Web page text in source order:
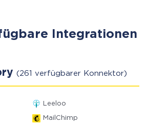
Integrationen
(261 verfügbarer Konnektor)
Leeloo
MailChimp